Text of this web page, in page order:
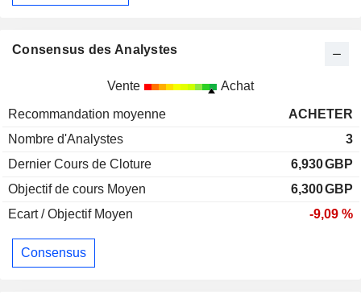
Consensus des Analystes
Vente Achat
Recommandation moyenne
ACHETER
Nombre d'Analystes
3
Dernier Cours de Cloture
6,930GBP
Objectif de cours Moyen
6,300GBP
Ecart / Objectif Moyen
-9,09 %
Consensus